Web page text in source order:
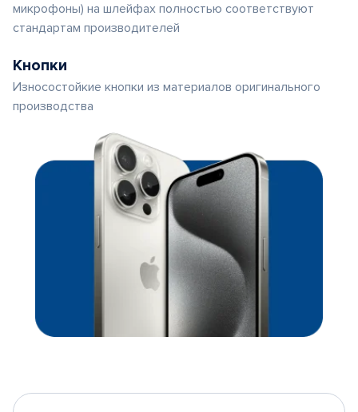
микрофоны) на шлейфах полностью соответствуют
стандартам производителей
Кнопки
Износостойкие кнопки из материалов оригинального
производства